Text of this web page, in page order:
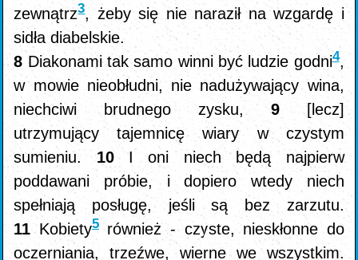
zewnątrz3, żeby się nie naraził na wzgardę i
sidła diabelskie.
8 Diakonami tak samo winni być ludzie godni4,
w mowie nieobłudni, nie nadużywający wina,
niechciwi brudnego zysku,9 [lecz]
utrzymujący tajemnicę wiary w czystym
sumieniu. 10I oni niech będą najpierw
poddawani próbie, i dopiero wtedy niech
spełniają posługę, jeśli są bez zarzutu.
11 Kobiety5również - czyste, nieskłonne do
oczerniania, trzeźwe, wierne we wszystkim.